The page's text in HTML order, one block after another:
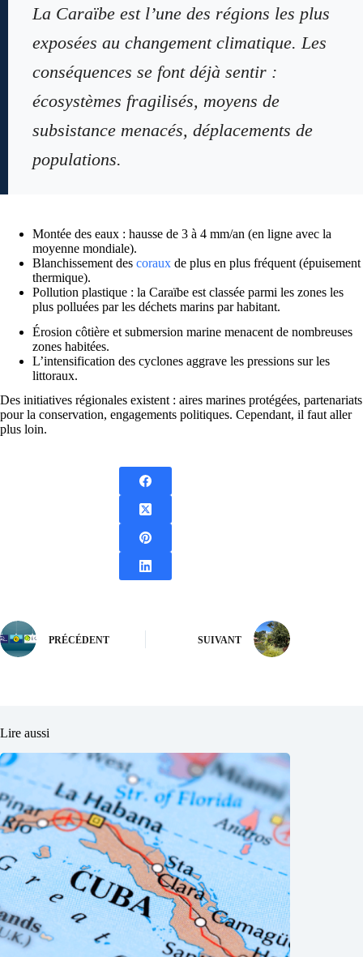
La Caraïbe est l’une des régions les plus
exposées au changement climatique. Les
conséquences se font déjà sentir :
écosystèmes fragilisés, moyens de
subsistance menacés, déplacements de
populations.
Montée des eaux : hausse de 3 à 4 mm/an (en ligne avec la
moyenne mondiale).
Blanchissement des coraux de plus en plus fréquent (épuisement
thermique).
Pollution plastique : la Caraïbe est classée parmi les zones les
plus polluées par les déchets marins par habitant.
Érosion côtière et submersion marine menacent de nombreuses
zones habitées.
L’intensification des cyclones aggrave les pressions sur les
littoraux.
Des initiatives régionales existent : aires marines protégées, partenariats
pour la conservation, engagements politiques. Cependant, il faut aller
plus loin.
PRÉCÉDENT SUIVANT
Lire aussi